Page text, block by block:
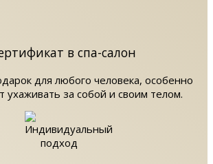
в спа-салон
для любого человека, особенно
ухаживать за собой и своим телом.